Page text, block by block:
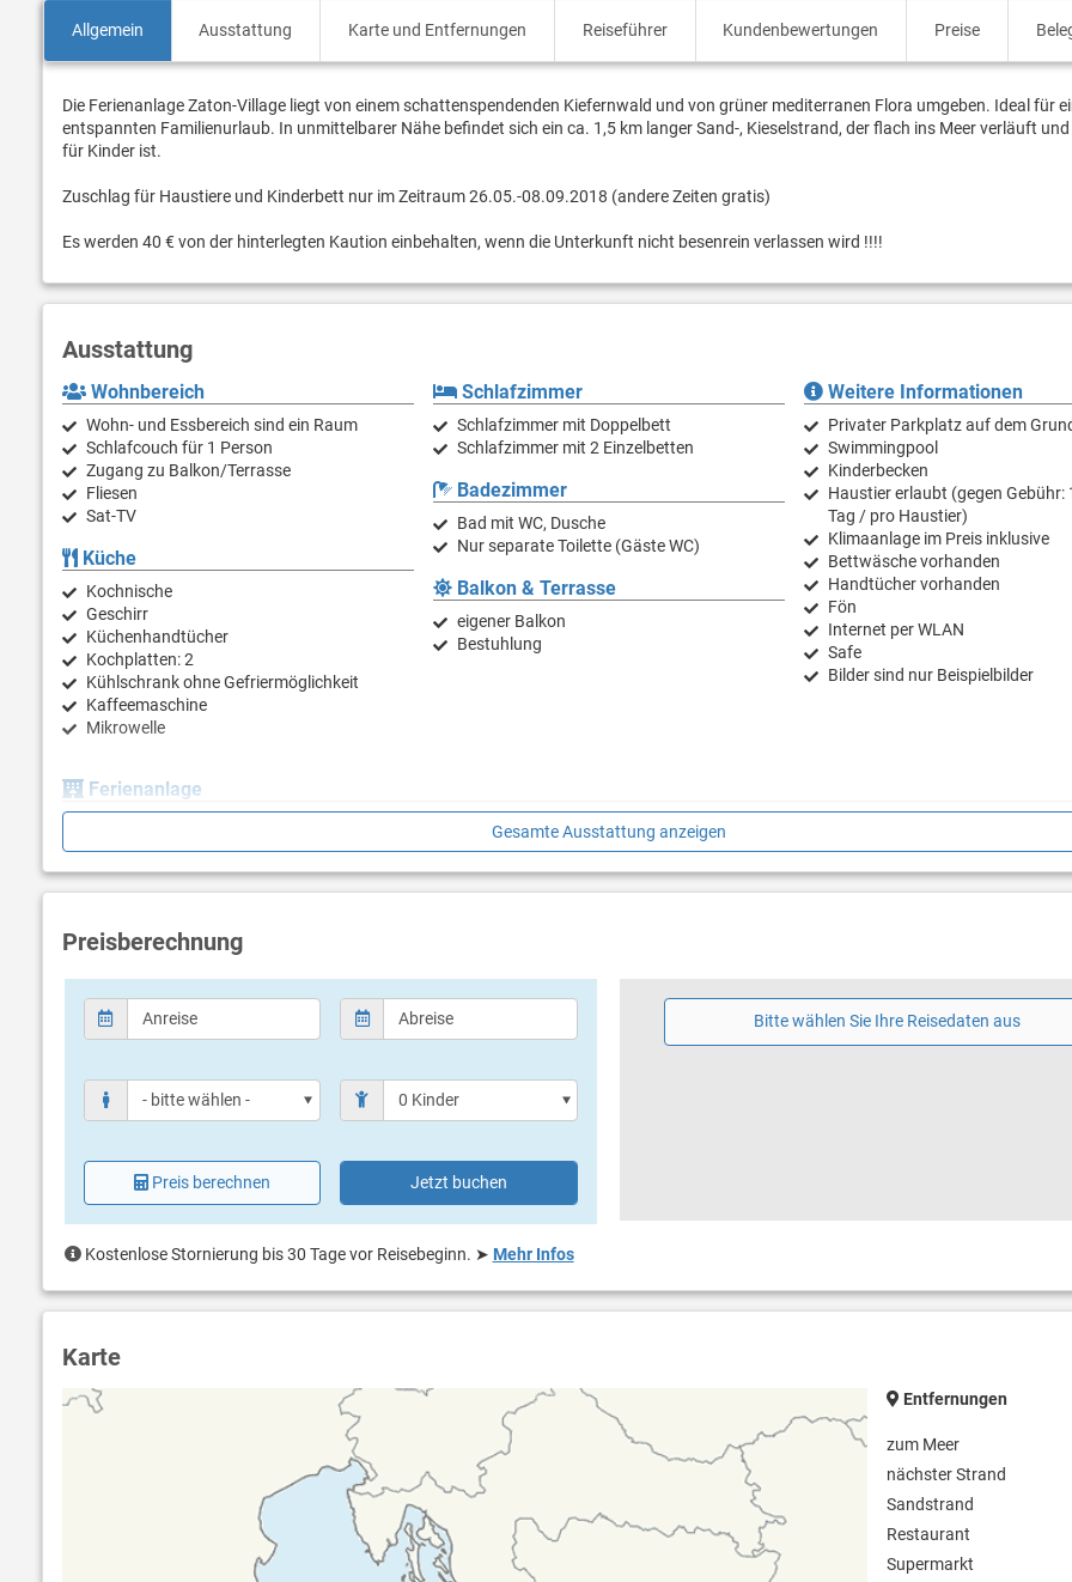
Allgemein Ausstattung Karte und Entfernungen Reiseführer Kundenbewertungen Preise
Die Ferienanlage Zaton-Village liegt von einem schattenspendenden Kiefernwald und von grüner mediterranen Flora umgeben. Ideal für
entspannten Familienurlaub. In unmittelbarer Nähe befindet sich ein ca. 1,5 km langer Sand-, Kieselstrand, der flach ins Meer verläuft und
für Kinder ist.
Zuschlag für Haustiere und Kinderbett nur im Zeitraum 26.05.-08.09.2018 (andere Zeiten gratis)
Es werden 40 € von der hinterlegten Kaution einbehalten, wenn die Unterkunft nicht besenrein verlassen wird !!!!
Ausstattung
Wohnbereich
Wohn- und Essbereich sind ein Raum
Schlafcouch für 1 Person
Zugang zu Balkon/Terrasse
Fliesen
Sat-TV
Küche
Kochnische
Geschirr
Küchenhandtücher
Kochplatten: 2
Kühlschrank ohne Gefriermöglichkeit
Kaffeemaschine
Mikrowelle
Schlafzimmer
Schlafzimmer mit Doppelbett
Schlafzimmer mit 2 Einzelbetten
Badezimmer
Bad mit WC, Dusche
Nur separate Toilette (Gäste WC)
Balkon & Terrasse
eigener Balkon
Bestuhlung
Weitere Informationen
Privater Parkplatz auf dem
Swimmingpool
Kinderbecken
Haustier erlaubt (gegen Gebühr:
Tag / pro Haustier)
Klimaanlage im Preis inklusive
Bettwäsche vorhanden
Handtücher vorhanden
Fön
Internet per WLAN
Safe
Bilder sind nur Beispielbilder
Ferienanlage
In der Anlage gibt es einen Supermarkt, Souveniershops, Friseur, Internetecke, Wechselstube, Bankautomat, Ambulanz
Anzahl Wohneinheiten im Haus: 450
Tauchen
Minigolf
Tischtennis
Wasserski
Windsurfen
Gesamte Ausstattung anzeigen
Preisberechnung
Preis berechnen Jetzt buchen
Kostenlose Stornierung bis 30 Tage vor Reisebeginn. ➤ Mehr Infos
Bitte wählen Sie Ihre Reisedaten aus
Karte
Entfernungen
zum Meer
nächster Strand
Sandstrand
Restaurant
Supermarkt